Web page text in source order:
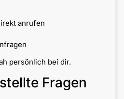
anrufen
persönlich bei dir.
Fragen